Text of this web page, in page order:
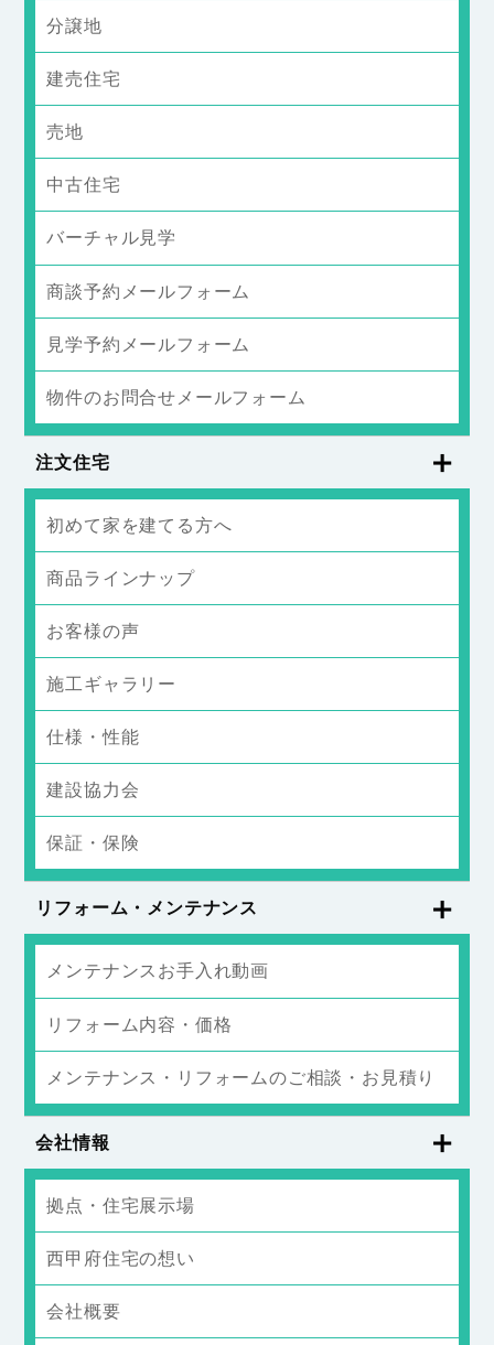
分譲地
建売住宅
売地
中古住宅
バーチャル見学
商談予約メールフォーム
見学予約メールフォーム
物件のお問合せメールフォーム
注文住宅
初めて家を建てる方へ
商品ラインナップ
お客様の声
施工ギャラリー
仕様・性能
建設協力会
保証・保険
リフォーム・メンテナンス
メンテナンスお手入れ動画
リフォーム内容・価格
メンテナンス・リフォームのご相談・お見積り
会社情報
拠点・住宅展示場
西甲府住宅の想い
会社概要